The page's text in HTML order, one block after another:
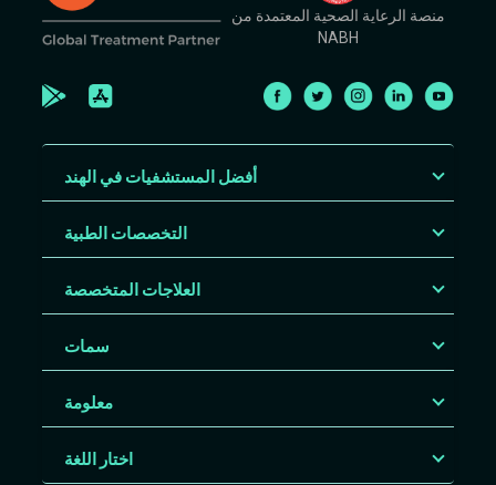
منصة الرعاية الصحية المعتمدة من
NABH
أفضل المستشفيات في الهند
التخصصات الطبية
العلاجات المتخصصة
سمات
معلومة
اختار اللغة